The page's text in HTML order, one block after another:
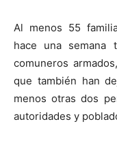
Al menos 55
hace una
comuneros
que también han
menos otras dos
autoridades y